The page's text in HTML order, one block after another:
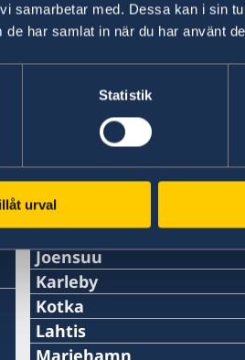
samarbetar med. Dessa kan i sin
har samlat in när du har använt
Statistik
urval
ny svensk
Svenska konsulat
Björneborg
Telefon:
+358 2 6244 144
E-post:
Joensuu
Telefon
+358 (0)50 405 8227
Karleby
Telefon:
+358 20 780 7000
Kotka
Telefon:
Lahtis
Telefon:
Mariehamn